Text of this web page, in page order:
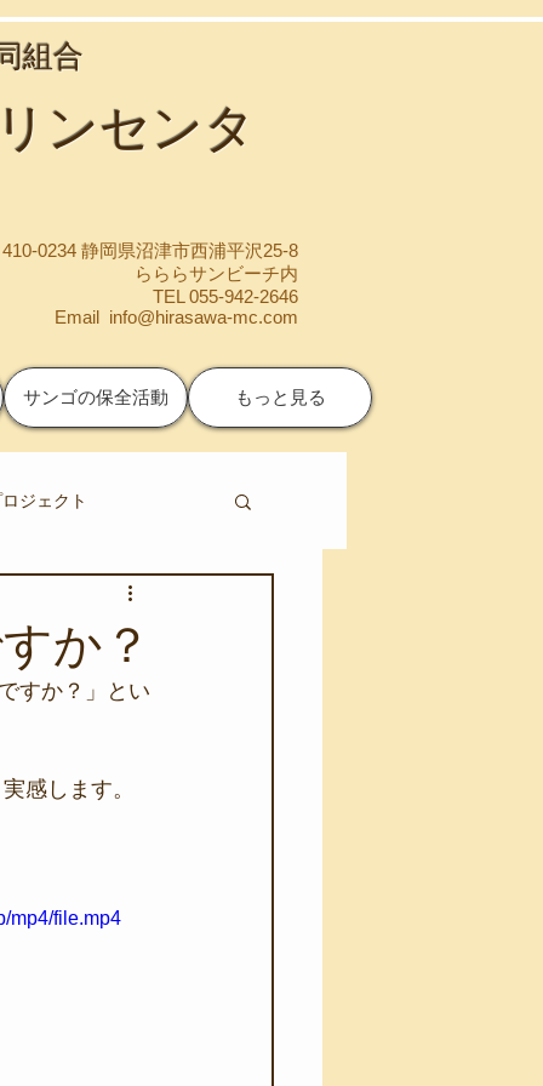
組合
ンセンタ
0234 静岡県沼津市西浦平沢25-8
らららサンビーチ内
TEL 055-942-2646
Email info@hirasawa-mc.com
サンゴの保全活動 もっと見る
ジェクト
アカモク養殖実験
務 キャンプ
ファーストエイド
か？
すか？」とい
感します。
mp4/file.mp4